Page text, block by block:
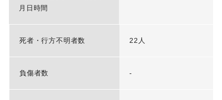
月日時間
死者・行方不明者数 22人
負傷者数 -